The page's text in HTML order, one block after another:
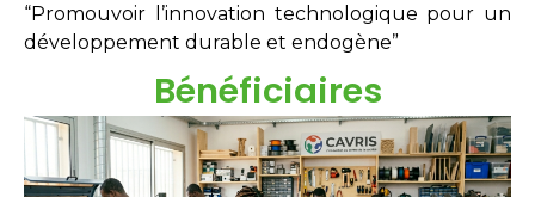
“Promouvoir l’innovation technologique pour un
développement durable et endogène”
Bénéficiaires
Étudiants Néo-diplômés Doctorants
Chercheurs
Innovateurs
Entreprises acteurs sociaux.